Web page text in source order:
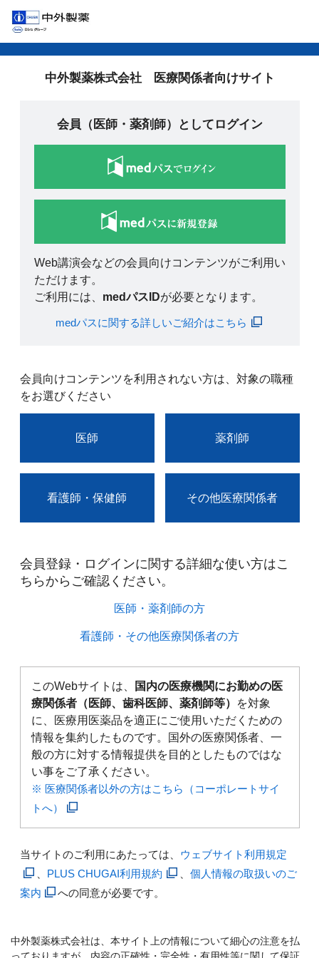
中外製薬株式会社 医療関係者向けサイト
会員（医師・薬剤師）としてログイン
Web講演会などの会員向けコンテンツがご利用い
ただけます。
ご利用には、 medパスIDが必要となります。
medパスに関する詳しいご紹介はこちら
会員向けコンテンツを利用されない方は、対象の職種
をお選びください
医師 薬剤師
看護師・保健師 その他医療関係者
会員登録・ログインに関する詳細な使い方はこ
ちらからご確認ください。​
医師・薬剤師の方​
看護師・その他医療関係者の方​
このWebサイトは、
国内の医療機関にお勤めの医
療関係者（医師、歯科医師、薬剤師等）
を対象
に、医療用医薬品を適正にご使用いただくための
情報を集約したものです。国外の医療関係者、一
般の方に対する情報提供を目的としたものではな
い事をご了承ください。
※ 医療関係者以外の方はこちら（コーポレートサイ
トへ）
当サイトのご利用にあたっては、 ウェブサイト利用規定
PLUS CHUGAI利用規約
個人情報の取扱いのご
案内
への同意が必要です。
中外製薬株式会社は、本サイト上の情報について細心の注意を払
っておりますが、内容の正確性・完全性・有用性等に関して保証